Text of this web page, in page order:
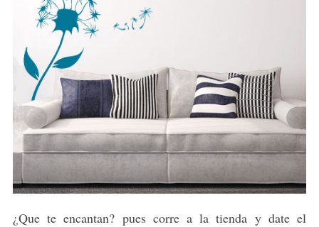
¿Que te encantan? pues corre a la tienda y date el